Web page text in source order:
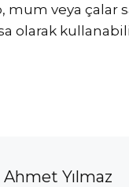
mum veya çalar
olarak
Ahmet Yılmaz